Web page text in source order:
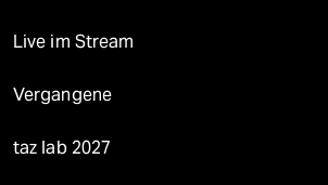
Live im Stream
Vergangene
taz lab 2027